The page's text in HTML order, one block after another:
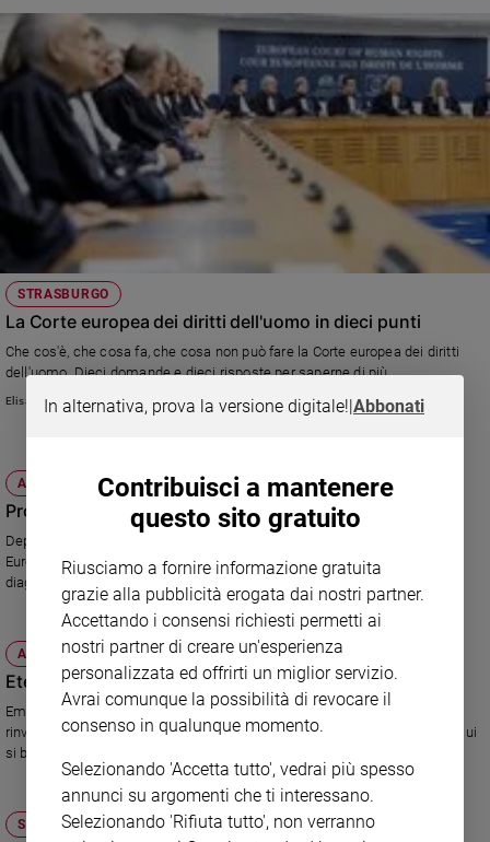
valore
Caso
settimana
Diversità
inclusione
Costume
Cultura
e
spettacoli
Sanremo
2026
e
streaming
Musica
Arte
ed
educazione
Genitori
e
figli
Coppia
Scuola
STRASBURGO
La Corte europea dei diritti dell'uomo in dieci punti
Che cos'è, che cosa fa, che cosa non può fare la Corte europea dei diritti
dell'uomo. Dieci domande e dieci risposte per saperne di più.
Elisa Chiari
ATTUALITÀ
Procreazione assistita, il governo ricorre
Depositato il ricorso alla Grande Chambre contro la sentenza della Corte
Europea dei Diritti dell'Uomo che in agosto aveva cassato il divieto di
diagnosi preimpanto della legge 40.
ATTUALITÀ
Eterologa, è confermato il divieto
Emessa ieri sera l'attesa sentenza della Corte Costituzionale, che ha
rinviato ai giudici di merito per il venir meno dei presupposti giuridici su cui
si basavano i ricorrenti.
SOCIETÀ E VALORI
In alternativa, prova la versione digitale!|Abbonati
Contribuisci a mantenere
questo sito gratuito
Riusciamo a fornire informazione gratuita
grazie alla pubblicità erogata dai nostri partner.
Accettando i consensi richiesti permetti ai
nostri partner di creare un'esperienza
personalizzata ed offrirti un miglior servizio.
Avrai comunque la possibilità di revocare il
consenso in qualunque momento.
Selezionando 'Accetta tutto', vedrai più spesso
annunci su argomenti che ti interessano.
Selezionando 'Rifiuta tutto', non verranno